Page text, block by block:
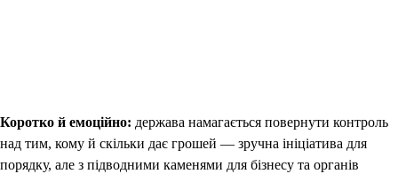
Коротко й емоційно: держава намагається повернути контроль
над тим, кому й скільки дає грошей — зручна ініціатива для
порядку, але з підводними каменями для бізнесу та органів